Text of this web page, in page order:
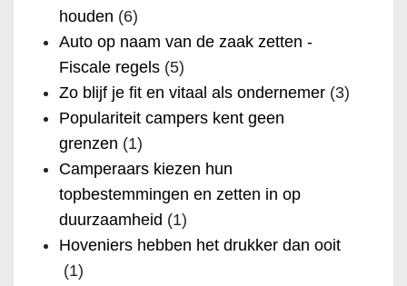
houden (6)
Auto op naam van de zaak zetten -
Fiscale regels (5)
Zo blijf je fit en vitaal als ondernemer (3)
Populariteit campers kent geen
grenzen (1)
Camperaars kiezen hun
topbestemmingen en zetten in op
duurzaamheid (1)
Hoveniers hebben het drukker dan ooit
(1)